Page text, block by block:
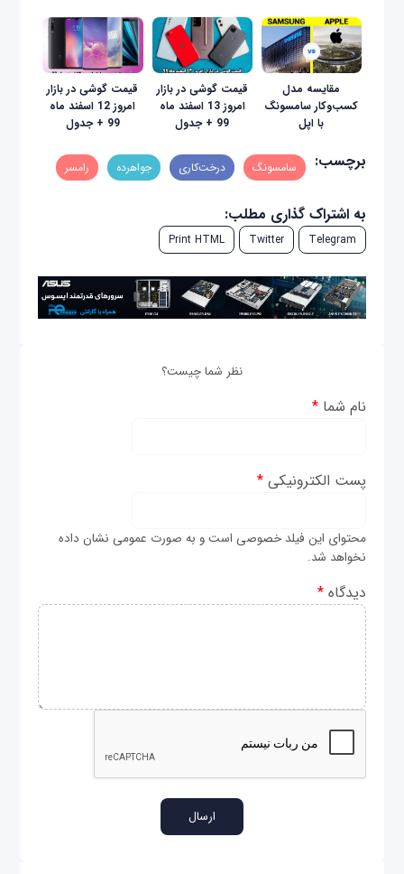
مقایسه مدل
کسب‌و‌کار سامسونگ
با اپل
قیمت گوشی در بازار
امروز 13 اسفند ماه
99 + جدول
قیمت گوشی در بازار
امروز 12 اسفند ماه
99 + جدول
برچسب: سامسونگ درخت‌کاری جواهرده رامسر
به اشتراک گذاری مطلب:
Telegram
Twitter
Print HTML
نظر شما چیست؟
نام شما*
پست الکترونیکی*
محتوای این فیلد خصوصی است و به صورت عمومی نشان داده
نخواهد شد.
دیدگاه*